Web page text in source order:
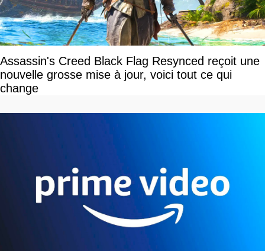
Assassin's Creed Black Flag Resynced reçoit une
nouvelle grosse mise à jour, voici tout ce qui
change